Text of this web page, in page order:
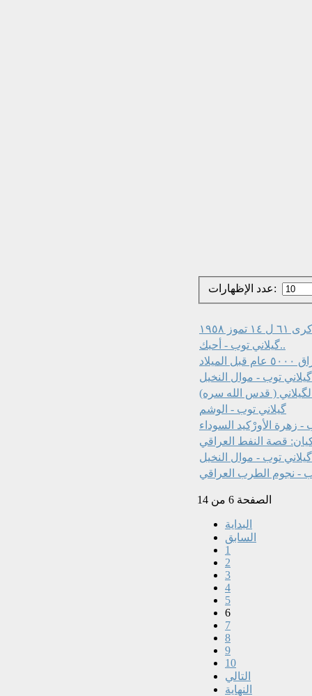
عدد الإظهارات:
١٩٥٨
گيلاني توب - أحبك..
گيلاني توب - موال النخيل
( قدس الله سره)
گيلاني توب - الوشم
- زهرة الأورْكيد السوداء
قصة النفط العراقي
گيلاني توب - موال النخيل
- نجوم الطرب العراقي
الصفحة 6 من 14
البداية
السابق
1
2
3
4
5
6
7
8
9
10
التالي
النهاية